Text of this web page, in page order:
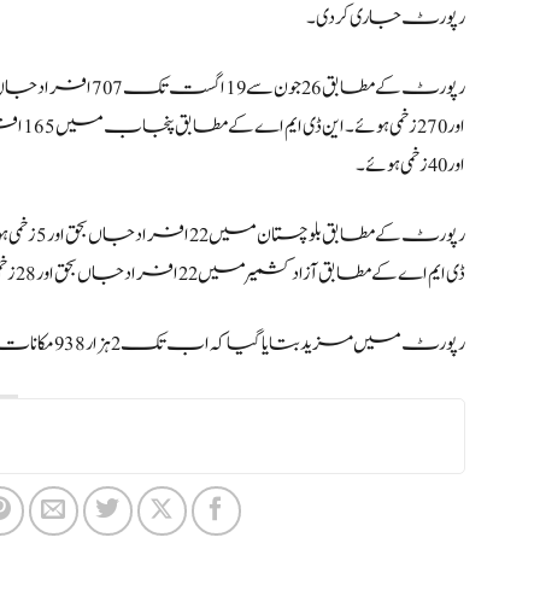
رپورٹ جاری کر دی۔
اور 40 زخمی ہوئے۔
ڈی ایم اے کے مطابق آزاد کشمیر میں 22 افراد جاں بحق اور 28 زخمی ہوئے جبکہ اسلام آباد میں 8 افراد جاں بحق اور 3 زخمی ہوئے۔
رپورٹ میں مزید بتایا گیا کہ اب تک 2 ہزار 938 مکانات کو نقصان پہنچا، ایک ہزار 108 مویشی سیلابی ریلوں کی نذر ہوئے۔